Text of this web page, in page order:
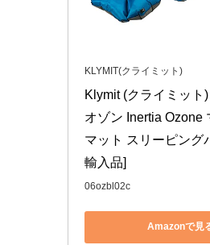
KLYMIT(クライミット)
Klymit (クライミット
オゾン Inertia Ozone
マット スリーピング
輸入品]
06ozbl02c
Amazonで見